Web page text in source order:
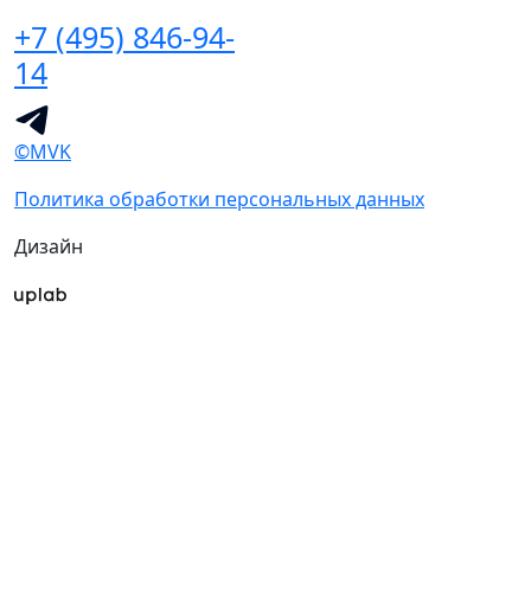
+7 (495) 846-94-
14
©MVK
Политика обработки персональных данных
Дизайн